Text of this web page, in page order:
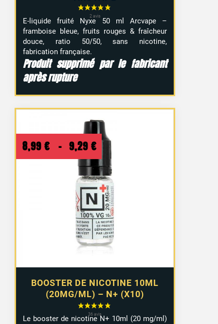
E-liquide fruité Nyxe 50 ml Arcvape –
framboise bleue, fruits rouges & fraîcheur
douce, ratio 50/50, sans nicotine,
fabrication française.
Produit supprimé par le fabricant
après rupture
BOOSTER DE NICOTINE 10ML
(20MG/ML) – N+ (X10)
8,99 € – 9,29 € Plage
de
prix :
8,99 €
à
9,29 €
Le booster de nicotine N+ 10ml (20 mg/ml)